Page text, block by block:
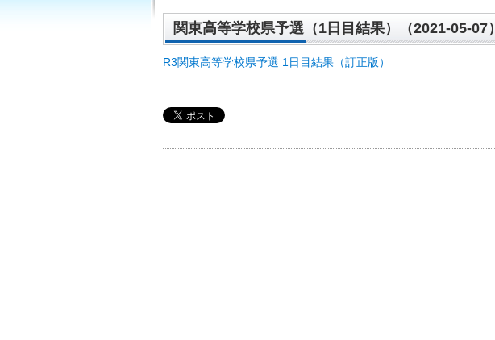
関東高等学校県予選（1日目結果）（2021-05-07）
R3関東高等学校県予選 1日目結果（訂正版）